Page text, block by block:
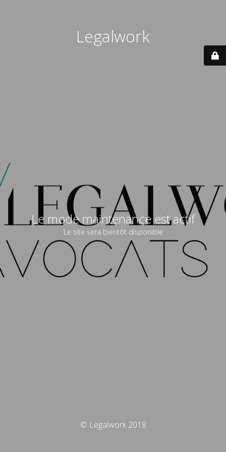
Legalwork
Le mode maintenance est actif
Le site sera bientôt disponible
© Legalwork 2018